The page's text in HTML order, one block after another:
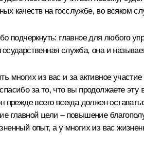
качеств на госслужбе, во всяком
подчеркнуть: главное для любого
служба, она и
многих из вас и за активное
за то, что вы продолжаете
прежде всего всегда должен
главной цели – повышение
опыт, а у многих из вас